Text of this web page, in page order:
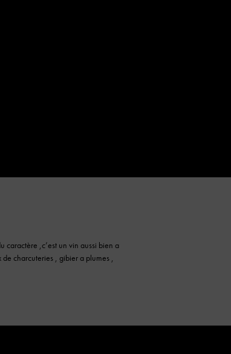
caractère ,c’est un vin aussi bien a
charcuteries , gibier a plumes ,